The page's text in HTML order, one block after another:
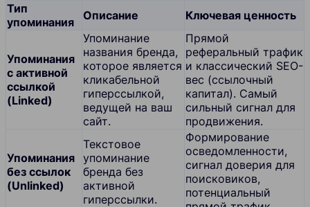
Тип
упоминания
Описание Ключевая ценность
Упоминания
с активной
ссылкой
(Linked)
Упоминание
названия бренда,
которое является
кликабельной
гиперссылкой,
ведущей на ваш
сайт.
Прямой
реферальный трафик
и классический SEO-
вес (ссылочный
капитал). Самый
сильный сигнал для
продвижения.
Упоминания
без ссылок
(Unlinked)
Текстовое
упоминание
бренда без
активной
гиперссылки.
Формирование
осведомленности,
сигнал доверия для
поисковиков,
потенциальный